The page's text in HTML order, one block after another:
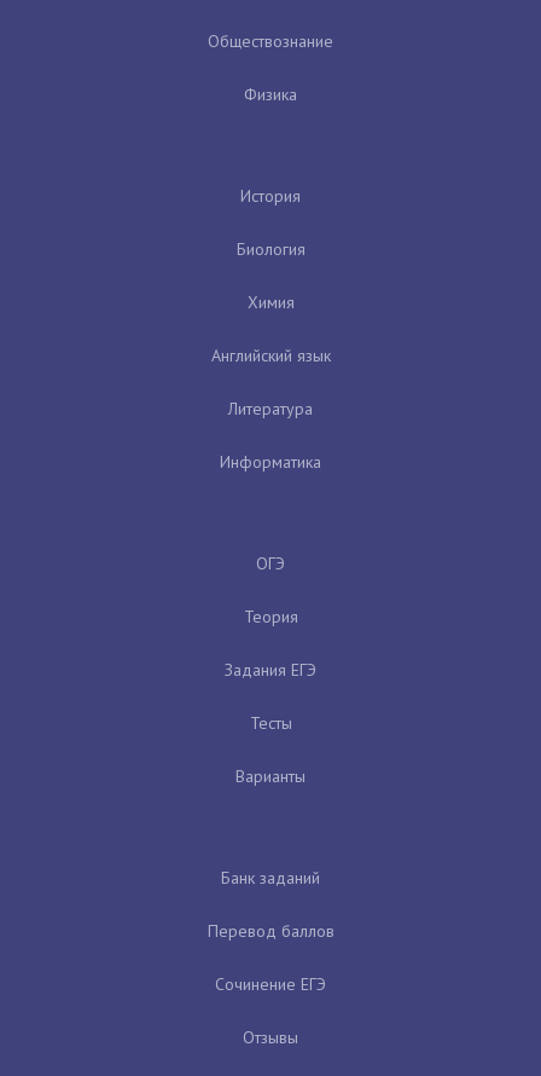
Обществознание
Физика
История
Биология
Химия
Английский язык
Литература
Информатика
ОГЭ
Теория
Задания ЕГЭ
Тесты
Варианты
Банк заданий
Перевод баллов
Сочинение ЕГЭ
Отзывы